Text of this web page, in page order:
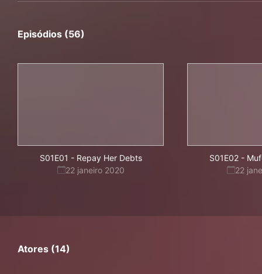
Episódios (56)
S01E01 - Repay Her Debts
22 janeiro 2020
S01E02 -
22
Atores (14)